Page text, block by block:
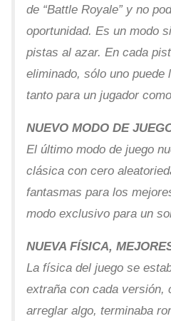
de “Battle Royale” y no
oportunidad. Es un modo
pistas al azar. En cada
eliminado, sólo uno
tanto para un jugador
NUEVO MODO DE
El último modo de juego
clásica con cero
fantasmas para los
modo exclusivo para un
NUEVA FÍSICA,
La física del juego se
extraña con cada versión,
arreglar algo, terminaba